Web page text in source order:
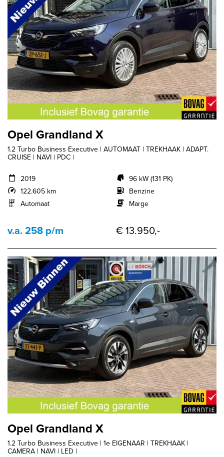
Opel Grandland X
1.2 Turbo Business Executive | AUTOMAAT | TREKHAAK | ADAPT.
CRUISE | NAVI | PDC |
2019
122.605 km
Automaat
96 kW (131 PK)
Benzine
Marge
v.a. 258 p/m € 13.950,-
Opel Grandland X
1.2 Turbo Business Executive | 1e EIGENAAR | TREKHAAK |
CAMERA | NAVI | LED |